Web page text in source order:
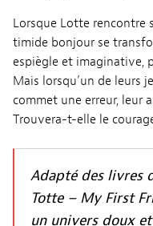
Lorsque Lotte
timide bonjour se
espiègle et imaginative,
Mais lorsqu’un de leurs
commet une erreur, leur
Trouvera-t-elle le
Adapté des livres
Totte – My First
un univers doux